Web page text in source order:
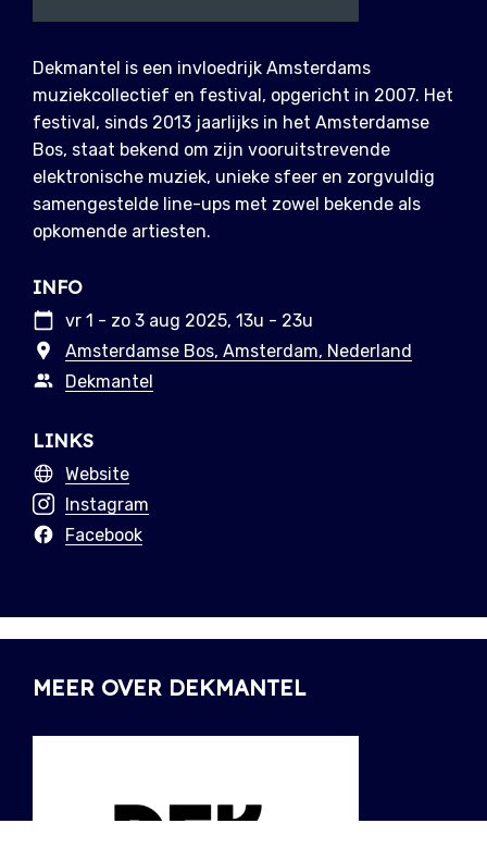
Dekmantel is een invloedrijk Amsterdams
muziekcollectief en festival, opgericht in 2007. Het
festival, sinds 2013 jaarlijks in het Amsterdamse
Bos, staat bekend om zijn vooruitstrevende
elektronische muziek, unieke sfeer en zorgvuldig
samengestelde line-ups met zowel bekende als
opkomende artiesten.
INFO
vr 1 - zo 3 aug 2025, 13u - 23u
Amsterdamse Bos, Amsterdam, Nederland
Dekmantel
LINKS
Website
Instagram
Facebook
MEER OVER DEKMANTEL